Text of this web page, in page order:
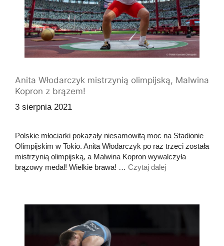
Anita Włodarczyk mistrzynią olimpijską, Malwina
Kopron z brązem!
3 sierpnia 2021
Polskie młociarki pokazały niesamowitą moc na Stadionie
Olimpijskim w Tokio. Anita Włodarczyk po raz trzeci została
mistrzynią olimpijską, a Malwina Kopron wywalczyła
brązowy medal! Wielkie brawa! … Czytaj dalej